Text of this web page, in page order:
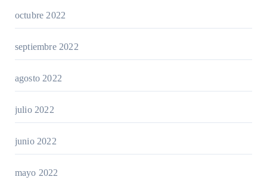
octubre 2022
septiembre 2022
agosto 2022
julio 2022
junio 2022
mayo 2022